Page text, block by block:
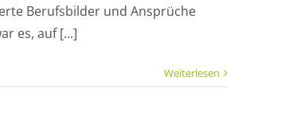
Berufsbilder und Ansprüche
es, auf [...]
Weiterlesen